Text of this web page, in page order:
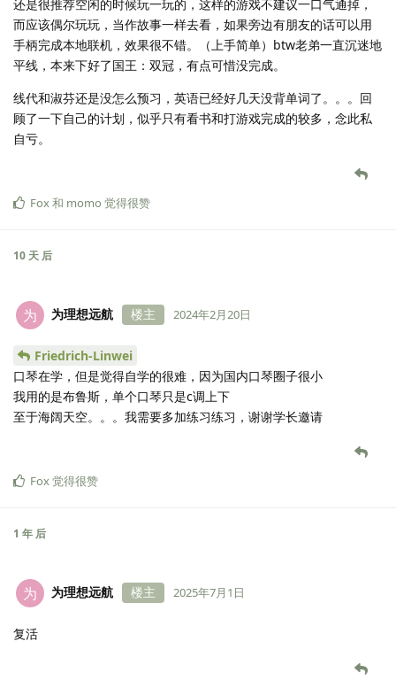
还是很推荐空闲的时候玩一玩的，这样的游戏不建议一口气通掉，
而应该偶尔玩玩，当作故事一样去看，如果旁边有朋友的话可以用
手柄完成本地联机，效果很不错。（上手简单）btw老弟一直沉迷地
平线，本来下好了国王：双冠，有点可惜没完成。
线代和淑芬还是没怎么预习，英语已经好几天没背单词了。。。回
顾了一下自己的计划，似乎只有看书和打游戏完成的较多，念此私
自亏。
Fox和 momo 觉得很赞
10 天 后
为 为理想远航 楼主 2024年2月20日
Friedrich-Linwei
口琴在学，但是觉得自学的很难，因为国内口琴圈子很小
我用的是布鲁斯，单个口琴只是c调上下
至于海阔天空。。。我需要多加练习练习，谢谢学长邀请
Fox觉得很赞
1 年 后
为 为理想远航 楼主 2025年7月1日
复活